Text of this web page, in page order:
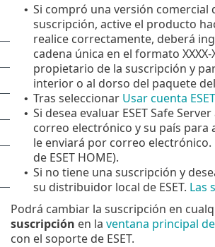
• Si compró una versión
suscripción, active el producto
realice correctamente, deberá
cadena única en el formato XXXX-
propietario de la suscripción y
interior o al dorso del paquete
• Tras seleccionar Usar cuenta
• Si desea evaluar ESET Safe
correo electrónico y su país para
le enviará por correo
de ESET HOME).
• Si no tiene una suscripción y
su distribuidor local de ESET. Las
Podrá cambiar la suscripción en
suscripción en la ventana principal
con el soporte de ESET.